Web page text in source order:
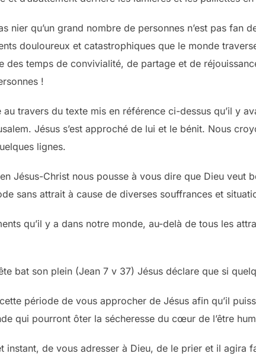
nier qu’un grand nombre de personnes n’est pas fan
douloureux et catastrophiques que le monde
des temps de convivialité, de partage et de
!
au travers du texte mis en référence ci-dessus qu’il y
Jésus s’est approché de lui et le bénit. Nous
lignes.
Jésus-Christ nous pousse à vous dire que Dieu veut
sans attrait à cause de diverses souffrances et
qu’il y a dans notre monde, au-delà de tous les
bat son plein (Jean 7 v 37) Jésus déclare que si
période de vous approcher de Jésus afin qu’il
qui pourront ôter la sécheresse du cœur de l’être
instant, de vous adresser à Dieu, de le prier et il agira